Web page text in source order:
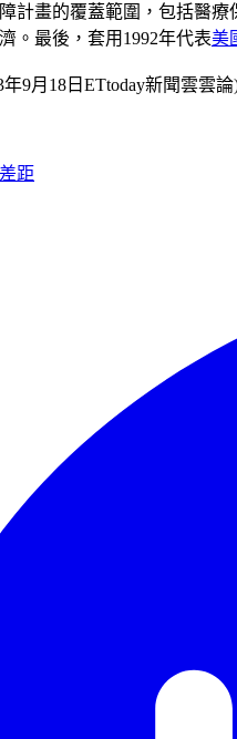
計畫的覆蓋範圍，包括醫
。最後，套用1992年代表美
9月18日ETtoday新聞雲雲論
距